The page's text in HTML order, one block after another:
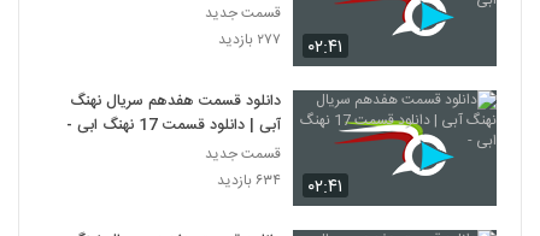
۰۲:۴۱
قسمت جدید
۲۷۷ بازدید
۰۲:۴۱
دانلود قسمت هفدهم سریال نهنگ
آبی | دانلود قسمت 17 نهنگ ابی -
قسمت جدید
۶۳۴ بازدید